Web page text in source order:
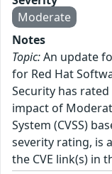
Moderate
Notes
Topic:An update
for Red Hat
Security has
impact of
System (CVSS)
severity rating, is
the CVE link(s) in